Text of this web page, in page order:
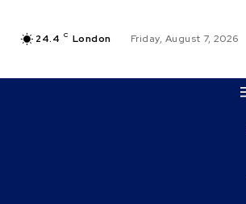
24.4 C London Friday, August 7, 2026